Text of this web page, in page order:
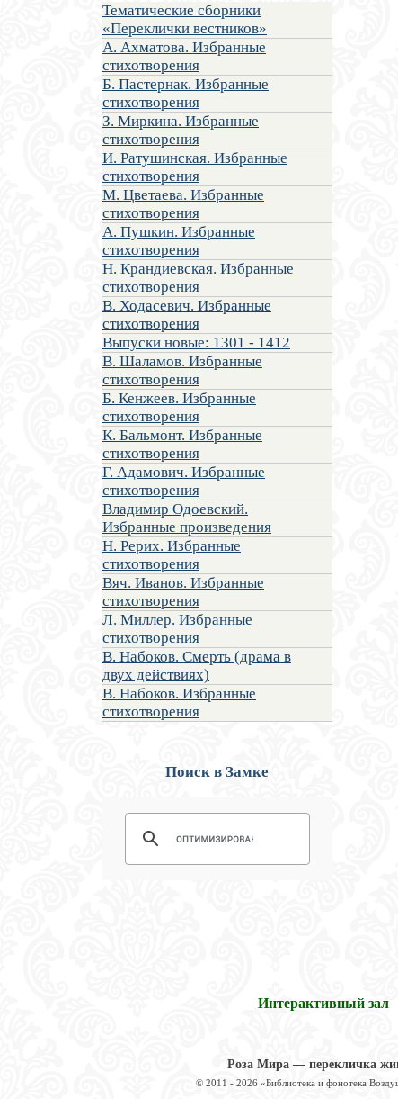
Тематические сборники
«Переклички вестников»
А. Ахматова. Избранные
стихотворения
Б. Пастернак. Избранные
стихотворения
З. Миркина. Избранные
стихотворения
И. Ратушинская. Избранные
стихотворения
М. Цветаева. Избранные
стихотворения
А. Пушкин. Избранные
стихотворения
Н. Крандиевская. Избранные
стихотворения
В. Ходасевич. Избранные
стихотворения
Выпуски новые: 1301 - 1412
В. Шаламов. Избранные
стихотворения
Б. Кенжеев. Избранные
стихотворения
К. Бальмонт. Избранные
стихотворения
Г. Адамович. Избранные
стихотворения
Владимир Одоевский.
Избранные произведения
Н. Рерих. Избранные
стихотворения
Вяч. Иванов. Избранные
стихотворения
Л. Миллер. Избранные
стихотворения
В. Набоков. Смерть (драма в
двух действиях)
В. Набоков. Избранные
стихотворения
Поиск в Замке
© 2011 - 2026 «Библиотека и фонотека
Интерактивный зал
Роза Мира — перекличка